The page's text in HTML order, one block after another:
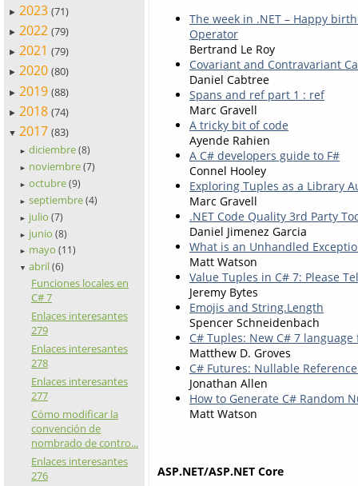
► 2023 (71)
► 2022 (79)
► 2021 (79)
► 2020 (80)
► 2019 (88)
► 2018 (74)
▼ 2017 (83)
► diciembre (8)
► noviembre (7)
► octubre (9)
► septiembre (4)
► julio (7)
► junio (8)
► mayo (11)
▼ abril (6)
Funciones locales en
C# 7
Enlaces interesantes
279
Enlaces interesantes
278
Enlaces interesantes
277
Cómo modificar la
convención de
nombrado de contro...
Enlaces interesantes
276
The week in .NET – Happy
Operator
Bertrand Le Roy
Covariant and Contravariant
Daniel Cabtree
Spans and ref part 1 : ref
Marc Gravell
A tricky bit of code
Ayende Rahien
A C# developers guide to F#
Connel Hooley
Exploring Tuples as a Library
Marc Gravell
.NET Code Quality 3rd Party
Daniel Jimenez Garcia
What is an Unhandled
Matt Watson
Value Tuples in C# 7: Please
Jeremy Bytes
Emojis and String.Length
Spencer Schneidenbach
C# Tuples: New C# 7
Matthew D. Groves
C# Futures: Nullable
Jonathan Allen
How to Generate C# Random
Matt Watson
ASP.NET/ASP.NET Core